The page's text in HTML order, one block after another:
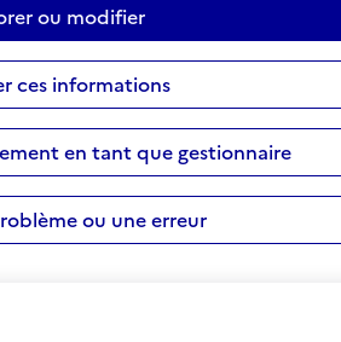
ou modifier
ces informations
en tant que gestionnaire
ou une erreur